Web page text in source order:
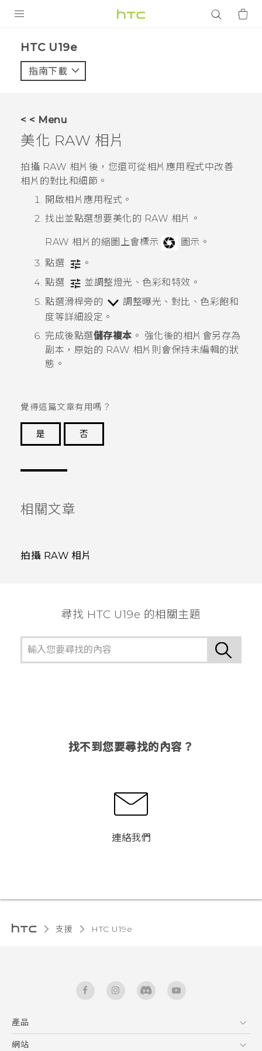
VIVE
應用程式
HTC U19e‎
指南下載
< < Menu
美化 RAW 相片
拍攝 RAW 相片後，您還可從相片 應用程式中改善
相片的對比和細節。
開啟相片 應用程式。
找出並點選想要美化的 RAW 相片。
RAW 相片的縮圖上會標示
圖示。
點選
。
點選
並調整燈光、色彩和特效。
點選滑桿旁的
調整曝光、對比、色彩飽和
度等詳細設定。
完成後點選儲存複本 。 強化後的相片會另存為
副本，原始的 RAW 相片則會保持未編輯的狀
態。
覺得這篇文章有用嗎？
是
否
相關文章
拍攝 RAW 相片
尋找 HTC U19e 的相關主題
找不到您要尋找的內容？
連絡我們
支援 HTC U19e‎
產品
5G
網站